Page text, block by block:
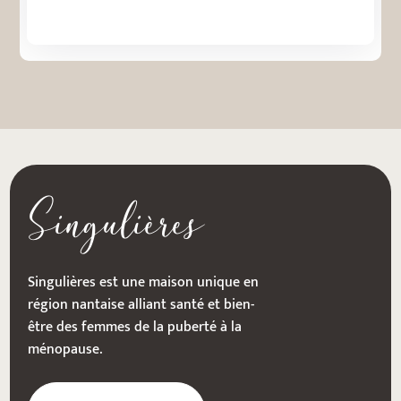
Singulières
Singulières est une maison unique en
région nantaise alliant santé et bien-
être des femmes de la puberté à la
ménopause.